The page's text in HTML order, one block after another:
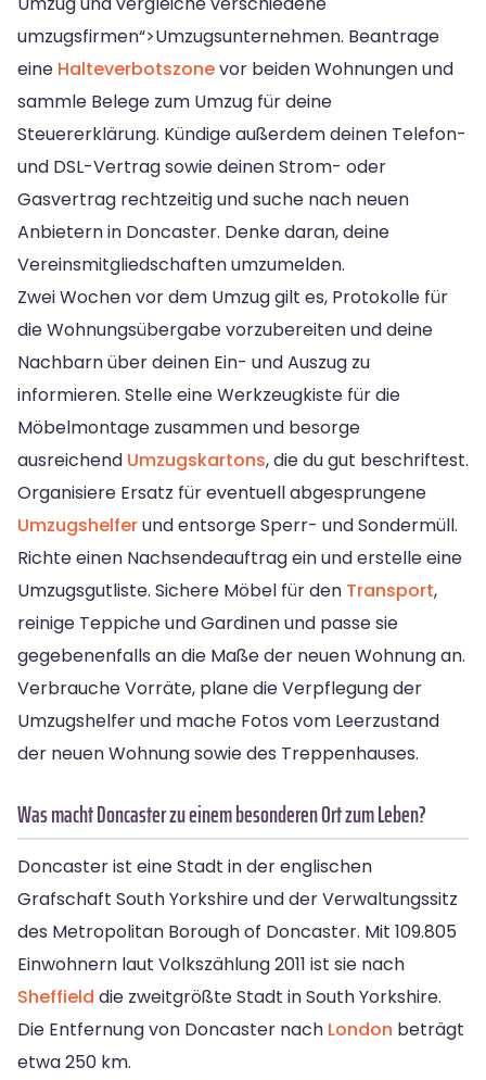
umzugsfirmen“>Umzugsunternehmen. Beantrage
eine Halteverbotszonevor beiden Wohnungen und
sammle Belege zum Umzug für deine
Steuererklärung. Kündige außerdem deinen Telefon-
und DSL-Vertrag sowie deinen Strom- oder
Gasvertrag rechtzeitig und suche nach neuen
Anbietern in Doncaster. Denke daran, deine
Vereinsmitgliedschaften umzumelden.
Zwei Wochen vor dem Umzug gilt es, Protokolle für
die Wohnungsübergabe vorzubereiten und deine
Nachbarn über deinen Ein- und Auszug zu
informieren. Stelle eine Werkzeugkiste für die
Möbelmontage zusammen und besorge
ausreichend Umzugskartons, die du gut beschriftest.
Organisiere Ersatz für eventuell abgesprungene
Umzugshelferund entsorge Sperr- und Sondermüll.
Richte einen Nachsendeauftrag ein und erstelle eine
Umzugsgutliste. Sichere Möbel für den Transport,
reinige Teppiche und Gardinen und passe sie
gegebenenfalls an die Maße der neuen Wohnung an.
Verbrauche Vorräte, plane die Verpflegung der
Umzugshelfer und mache Fotos vom Leerzustand
der neuen Wohnung sowie des Treppenhauses.
Was macht Doncaster zu einem besonderen Ort zum Leben?
Doncaster ist eine Stadt in der englischen
Grafschaft South Yorkshire und der Verwaltungssitz
des Metropolitan Borough of Doncaster. Mit 109.805
Einwohnern laut Volkszählung 2011 ist sie nach
Sheffield die zweitgrößte Stadt in South Yorkshire.
Die Entfernung von Doncaster nach London beträgt
etwa 250 km.